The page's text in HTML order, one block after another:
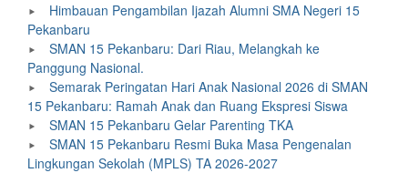
Himbauan Pengambilan Ijazah Alumni SMA Negeri 15
Pekanbaru
SMAN 15 Pekanbaru: Dari Riau, Melangkah ke
Panggung Nasional.
Semarak Peringatan Hari Anak Nasional 2026 di SMAN
15 Pekanbaru: Ramah Anak dan Ruang Ekspresi Siswa
SMAN 15 Pekanbaru Gelar Parenting TKA
SMAN 15 Pekanbaru Resmi Buka Masa Pengenalan
Lingkungan Sekolah (MPLS) TA 2026-2027